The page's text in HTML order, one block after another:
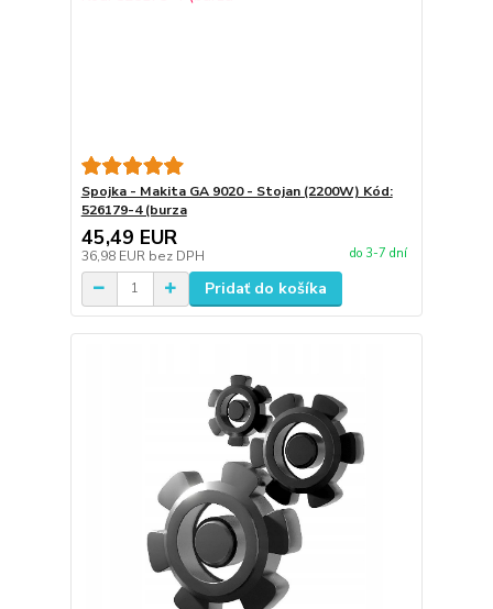
Spojka - Makita GA 9020 - Stojan (2200W) Kód:
526179-4 (burza
45,49 EUR
36,98 EUR bez DPH do 3-7 dní
Pridať do košíka